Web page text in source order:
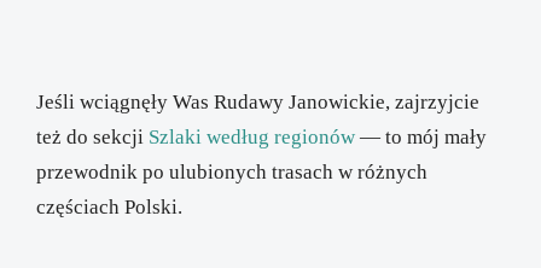
Jeśli wciągnęły Was Rudawy Janowickie, zajrzyjcie
też do sekcji Szlaki według regionów — to mój mały
przewodnik po ulubionych trasach w różnych
częściach Polski.